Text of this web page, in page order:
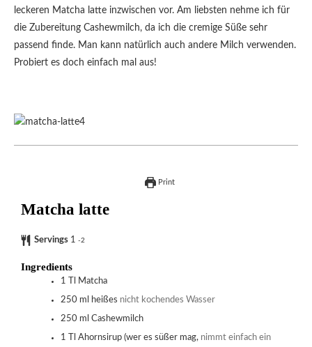
leckeren Matcha latte inzwischen vor. Am liebsten nehme ich für
die Zubereitung Cashewmilch, da ich die cremige Süße sehr
passend finde. Man kann natürlich auch andere Milch verwenden.
Probiert es doch einfach mal aus!
Print
Matcha latte
Servings 1 -2
Ingredients
1 Matcha
250 ml heißes nicht kochendes Wasser
250 ml Cashewmilch
1 Ahornsirup (wer es süßer mag, nimmt einfach ein